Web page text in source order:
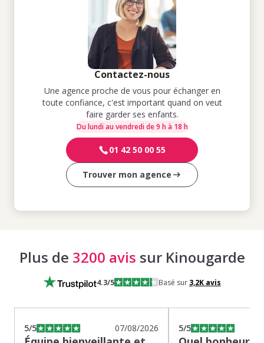
Contactez-nous
Une agence proche de vous pour échanger en
toute confiance, c'est important quand on veut
faire garder ses enfants.
Du lundi au vendredi de 9 h à 18 h
01 42 50 00 55
Trouver mon agence
Plus de 3200 avis sur Kinougarde
4.3/5 Basé sur 3,2Kavis
5/5 07/08/2026 5/5